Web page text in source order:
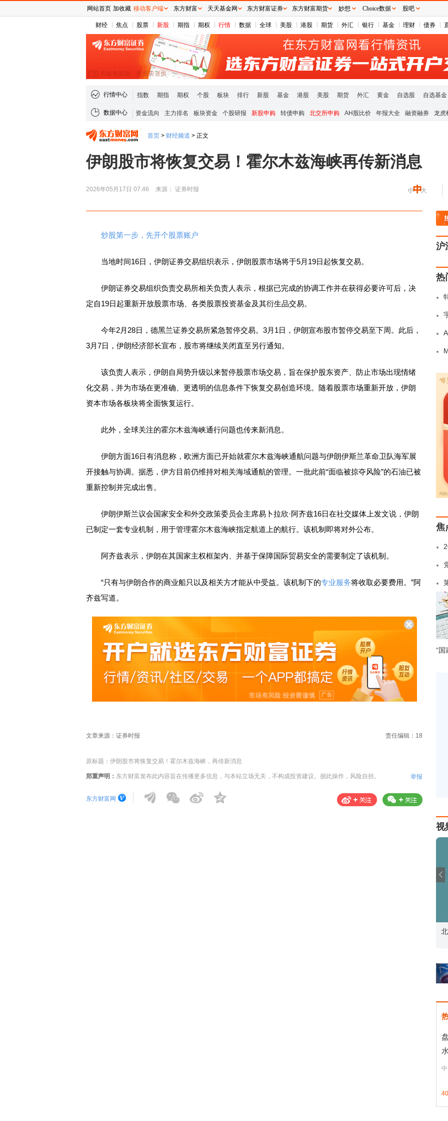
财经 焦点 股票 新股 期指 期权 行情 数据 全球 美股 港股 期货 外汇 银行 基金 理财 债券
行情中心 指数 期指 期权 个股 板块 排行 新股 基金 港股 美股 期货 外汇 黄金 自选股 自选基金
数据中心 资金流向 主力排名 板块资金 个股研报 新股申购 转债申购 北交所申购 AH股比价 年报大全 融资融券 龙虎
首页 > 财经频道 > 正文
伊朗股市将恢复交易！霍尔木兹海峡再传新消息
2026年05月17日 07:46 来源： 证券时报
炒股第一步，先开个股票账户
当地时间16日，伊朗证券交易组织表示，伊朗股票市场将于5月19日起恢复交易。
伊朗证券交易组织负责交易所相关负责人表示，根据已完成的协调工作并在获得必要许可后，决
定自19日起重新开放股票市场、各类股票投资基金及其衍生品交易。
今年2月28日，德黑兰证券交易所紧急暂停交易。3月1日，伊朗宣布股市暂停交易至下周。此后，
3月7日，伊朗经济部长宣布，股市将继续关闭直至另行通知。
该负责人表示，伊朗自局势升级以来暂停股票市场交易，旨在保护股东资产、防止市场出现情绪
化交易，并为市场在更准确、更透明的信息条件下恢复交易创造环境。随着股票市场重新开放，伊朗
资本市场各板块将全面恢复运行。
此外，全球关注的霍尔木兹海峡通行问题也传来新消息。
伊朗方面16日有消息称，欧洲方面已开始就霍尔木兹海峡通航问题与伊朗伊斯兰革命卫队海军展
开接触与协调。据悉，伊方目前仍维持对相关海域通航的管理。一批此前“面临被掠夺风险”的石油已被
重新控制并完成出售。
伊朗伊斯兰议会国家安全和外交政策委员会主席易卜拉欣·阿齐兹16日在社交媒体上发文说，伊朗
已制定一套专业机制，用于管理霍尔木兹海峡指定航道上的航行。该机制即将对外公布。
阿齐兹表示，伊朗在其国家主权框架内、并基于保障国际贸易安全的需要制定了该机制。
“只有与伊朗合作的商业船只以及相关方才能从中受益。该机制下的专业服务将收取必要费用。”阿
齐兹写道。
文章来源：证券时报 责任编辑：18
原标题：伊朗股市将恢复交易！霍尔木兹海峡，再传新消息
郑重声明： 东方财富发布此内容旨在传播更多信息，与本站立场无关，不构成投资建议。据此操作，风险自担。 举报
东方财富网
重要机构
沪
热
焦
“国
视
网站首页 加收藏 移动客户端 东方财富 天天基金网 东方财富证券 东方财富期货 妙想 Choice数据 股吧